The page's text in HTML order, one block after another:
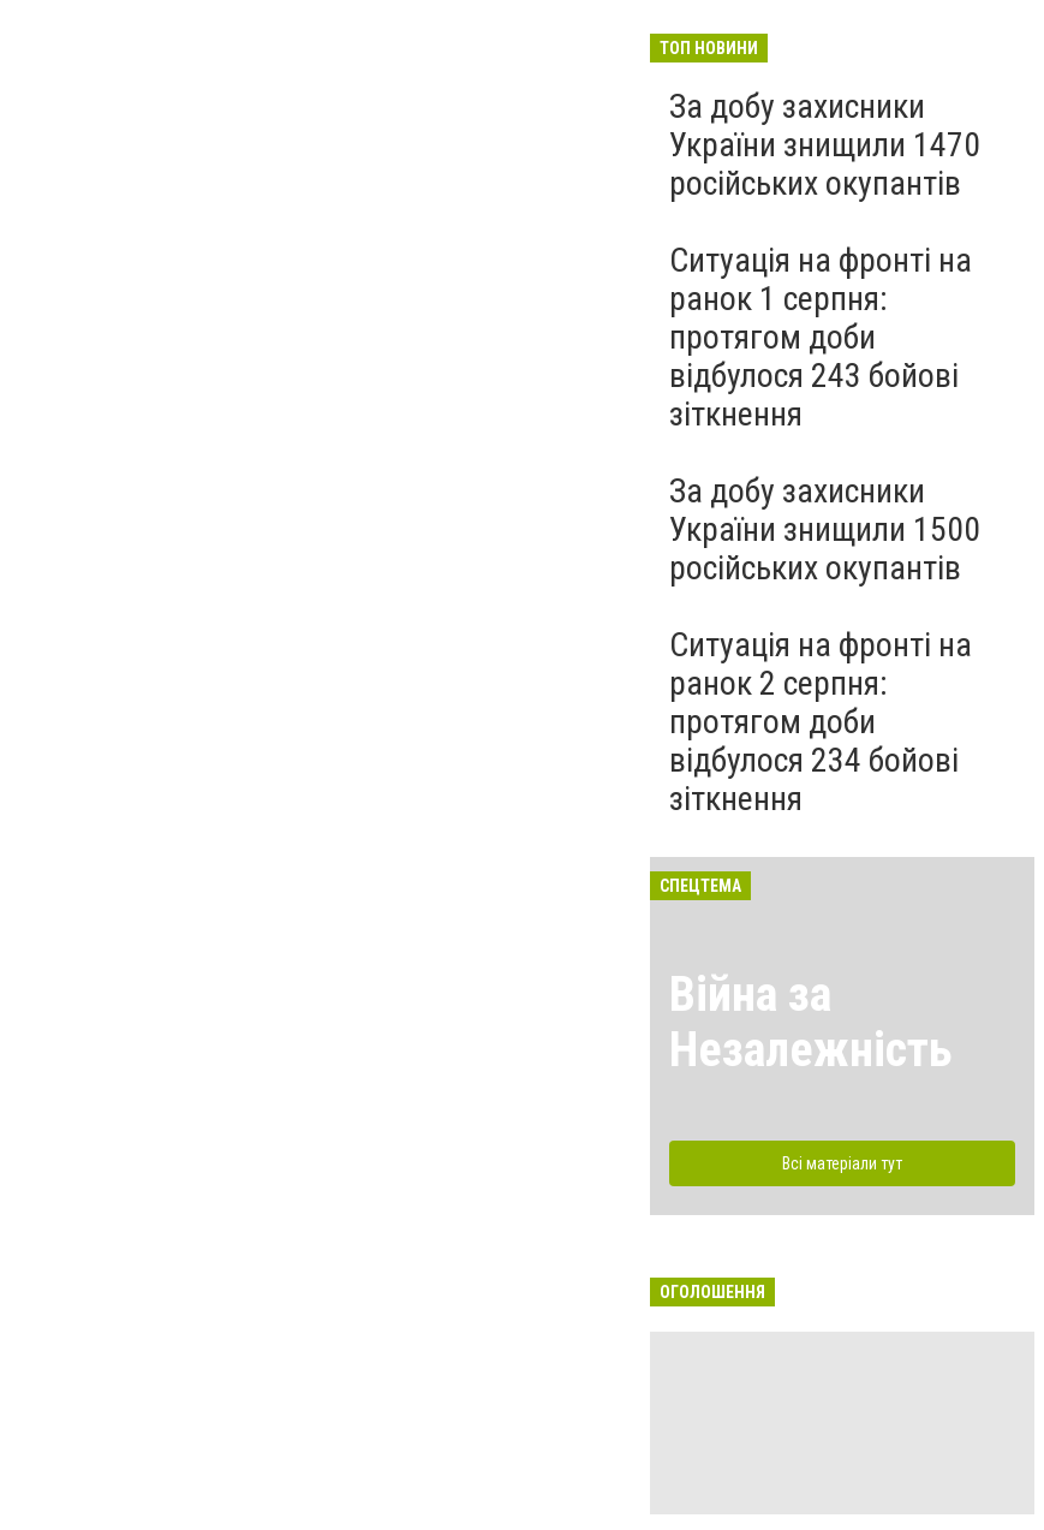
ТОП НОВИНИ
За добу захисники
України знищили 1470
російських окупантів
Ситуація на фронті на
ранок 1 серпня:
протягом доби
відбулося 243 бойові
зіткнення
За добу захисники
України знищили 1500
російських окупантів
Ситуація на фронті на
ранок 2 серпня:
протягом доби
відбулося 234 бойові
зіткнення
СПЕЦТЕМА
Війна за
Незалежність
Всі матеріали тут
ОГОЛОШЕННЯ